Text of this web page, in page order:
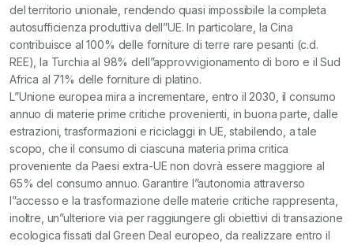
del territorio unionale, rendendo quasi impossibile la completa
autosufficienza produttiva dell”UE. In particolare, la Cina
contribuisce al 100% delle forniture di terre rare pesanti (c.d.
REE), la Turchia al 98% dell”approvvigionamento di boro e il Sud
Africa al 71% delle forniture di platino.
L”Unione europea mira a incrementare, entro il 2030, il consumo
annuo di materie prime critiche provenienti, in buona parte, dalle
estrazioni, trasformazioni e riciclaggi in UE, stabilendo, a tale
scopo, che il consumo di ciascuna materia prima critica
proveniente da Paesi extra-UE non dovrà essere maggiore al
65% del consumo annuo. Garantire l”autonomia attraverso
l”accesso e la trasformazione delle materie critiche rappresenta,
inoltre, un”ulteriore via per raggiungere gli obiettivi di transazione
ecologica fissati dal Green Deal europeo, da realizzare entro il